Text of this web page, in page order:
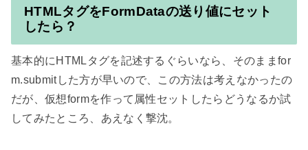
HTMLタグをFormDataの送り値にセット
したら？
基本的にHTMLタグを記述するぐらいなら、そのままfor
m.submitした方が早いので、この方法は考えなかったの
だが、仮想formを作って属性セットしたらどうなるか試
してみたところ、あえなく撃沈。